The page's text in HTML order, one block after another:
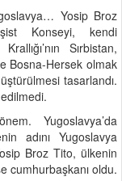
Yosip Broz
Konseyi, kendi
Sırbistan,
Bosna-Hersek olmak
tasarlandı.
Yugoslavya’da
adını Yugoslavya
Broz Tito, ülkenin
cumhurbaşkanı oldu.